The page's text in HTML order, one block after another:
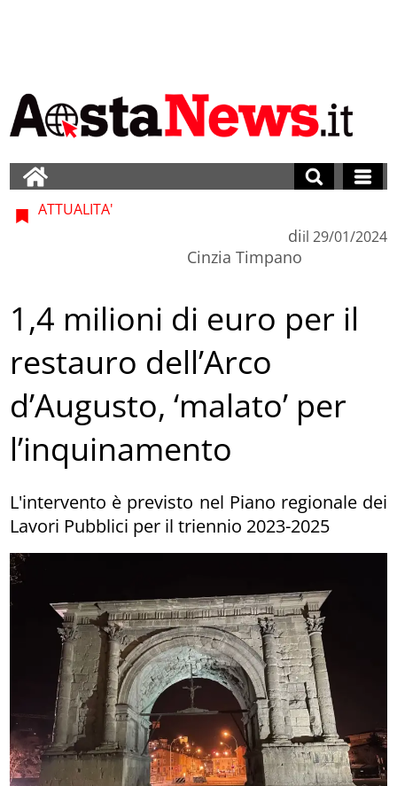
ATTUALITA'
di
Cinzia Timpano
il 29/01/2024
1,4 milioni di euro per il
restauro dell’Arco
d’Augusto, ‘malato’ per
l’inquinamento
L'intervento è previsto nel Piano regionale dei
Lavori Pubblici per il triennio 2023-2025